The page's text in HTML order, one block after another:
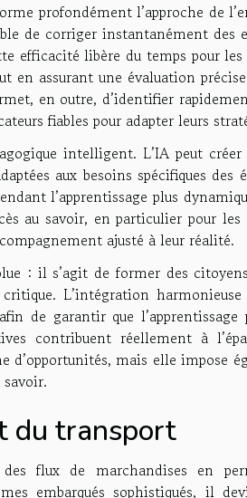
profondément l’approche de
de corriger instantanément des
efficacité libère du temps pour
en assurant une évaluation
en outre, d’identifier
fiables pour adapter leurs
intelligent. L’IA peut créer
aux besoins spécifiques des
l’apprentissage plus
au savoir, en particulier pour les
ajusté à leur réalité.
: il s’agit de former des
L’intégration harmonieuse
de garantir que l’apprentissage
contribuent réellement à
mais elle impose
du transport
flux de marchandises en
embarqués sophistiqués, il